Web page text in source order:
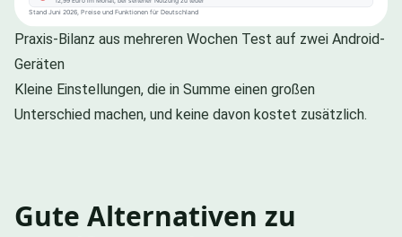
Praxis-Bilanz aus mehreren Wochen Test auf zwei Android-
Geräten
Kleine Einstellungen, die in Summe einen großen
Unterschied machen, und keine davon kostet zusätzlich.
Gute Alternativen zu